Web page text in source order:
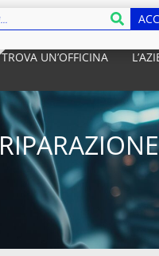
TROVA UN’OFFICINA